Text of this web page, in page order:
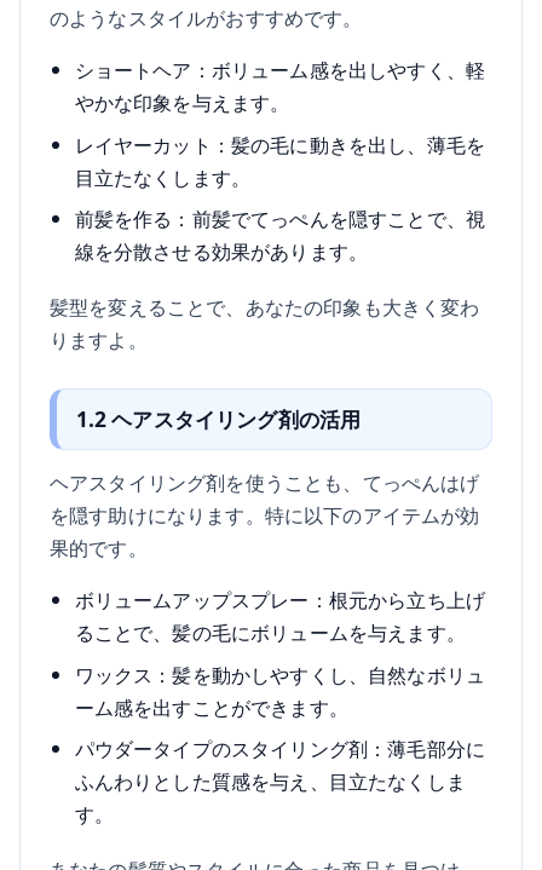
のようなスタイルがおすすめです。
ショートヘア：ボリューム感を出しやすく、軽
やかな印象を与えます。
レイヤーカット：髪の毛に動きを出し、薄毛を
目立たなくします。
前髪を作る：前髪でてっぺんを隠すことで、視
線を分散させる効果があります。
髪型を変えることで、あなたの印象も大きく変わ
りますよ。
1.2 ヘアスタイリング剤の活用
ヘアスタイリング剤を使うことも、てっぺんはげ
を隠す助けになります。特に以下のアイテムが効
果的です。
ボリュームアップスプレー：根元から立ち上げ
ることで、髪の毛にボリュームを与えます。
ワックス：髪を動かしやすくし、自然なボリュ
ーム感を出すことができます。
パウダータイプのスタイリング剤：薄毛部分に
ふんわりとした質感を与え、目立たなくしま
す。